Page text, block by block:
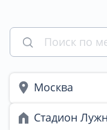
Москва
Стадион